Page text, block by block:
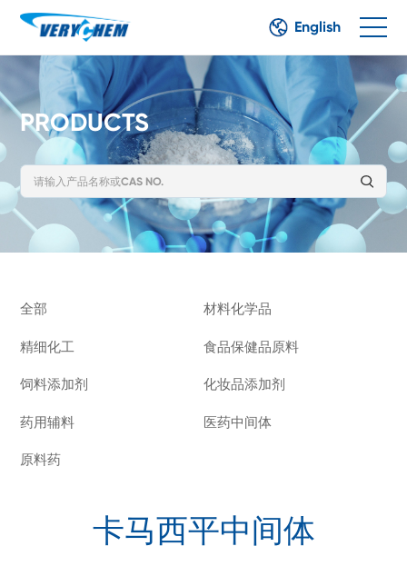
English
PRODUCTS
全部 材料化学品
精细化工 食品保健品原料
饲料添加剂 化妆品添加剂
药用辅料 医药中间体
原料药
卡马西平中间体